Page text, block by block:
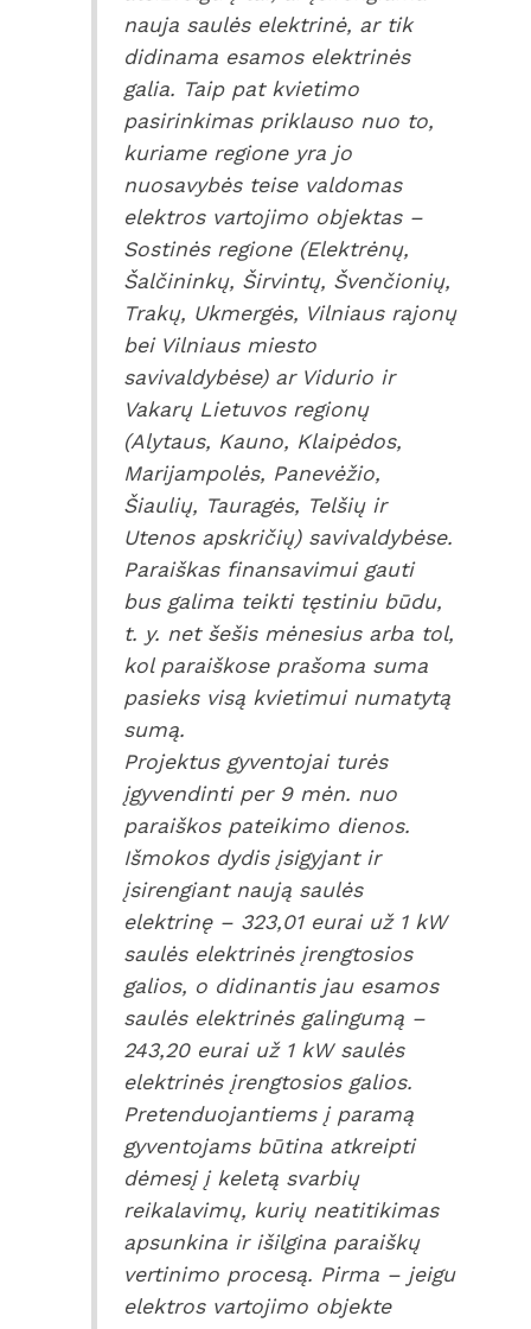
nauja saulės elektrinė, ar tik
didinama esamos elektrinės
galia. Taip pat kvietimo
pasirinkimas priklauso nuo to,
kuriame regione yra jo
nuosavybės teise valdomas
elektros vartojimo objektas –
Sostinės regione (Elektrėnų,
Šalčininkų, Širvintų, Švenčionių,
Trakų, Ukmergės, Vilniaus rajonų
bei Vilniaus miesto
savivaldybėse) ar Vidurio ir
Vakarų Lietuvos regionų
(Alytaus, Kauno, Klaipėdos,
Marijampolės, Panevėžio,
Šiaulių, Tauragės, Telšių ir
Utenos apskričių) savivaldybėse.
Paraiškas finansavimui gauti
bus galima teikti tęstiniu būdu,
t. y. net šešis mėnesius arba tol,
kol paraiškose prašoma suma
pasieks visą kvietimui numatytą
sumą.
Projektus gyventojai turės
įgyvendinti per 9 mėn. nuo
paraiškos pateikimo dienos.
Išmokos dydis įsigyjant ir
įsirengiant naują saulės
elektrinę – 323,01 eurai už 1 kW
saulės elektrinės įrengtosios
galios, o didinantis jau esamos
saulės elektrinės galingumą –
243,20 eurai už 1 kW saulės
elektrinės įrengtosios galios.
Pretenduojantiems į paramą
gyventojams būtina atkreipti
dėmesį į keletą svarbių
reikalavimų, kurių neatitikimas
apsunkina ir išilgina paraiškų
vertinimo procesą. Pirma – jeigu
elektros vartojimo objekte